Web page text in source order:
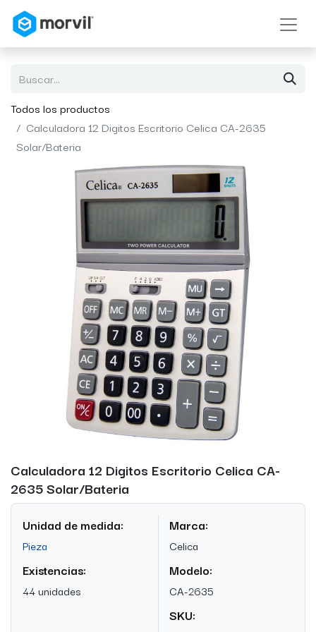
Todos los productos
Calculadora 12 Digitos Escritorio Celica CA-2635
Solar/Bateria
Calculadora 12 Digitos Escritorio Celica CA-
2635 Solar/Bateria
Unidad de medida:
Pieza
Existencias:
44 unidades
Marca:
Celica
Modelo:
CA-2635
SKU: